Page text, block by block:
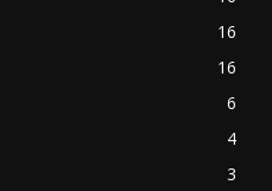
16
16
6
4
3